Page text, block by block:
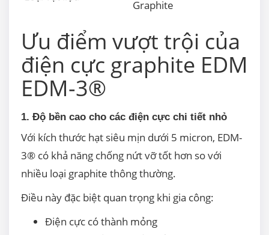
Graphite
Ưu điểm vượt trội của
điện cực graphite EDM
EDM-3®
1. Độ bền cao cho các điện cực chi tiết nhỏ
Với kích thước hạt siêu mịn dưới 5 micron, EDM-
3® có khả năng chống nứt vỡ tốt hơn so với
nhiều loại graphite thông thường.
Điều này đặc biệt quan trọng khi gia công:
Điện cực có thành mỏng